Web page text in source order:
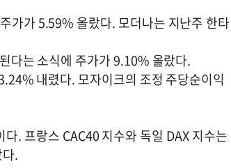
가가 5.59% 올랐다. 모더나는 지난주 한타
다는 소식에 주가가 9.10% 올랐다.
내렸다. 모자이크의 조정 주당순이익
. 프랑스 CAC40 지수와 독일 DAX 지수는
.